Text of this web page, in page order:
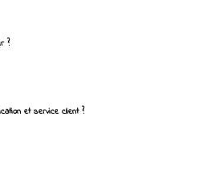
?
et service client ?